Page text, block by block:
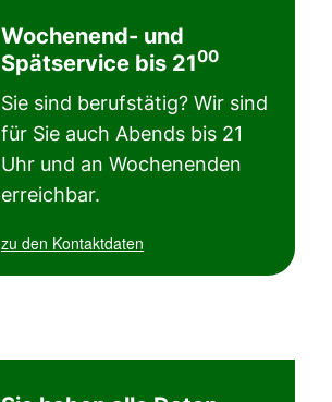
Wochenend- und
Spätservice bis 2100
Sie sind berufstätig? Wir sind
für Sie auch Abends bis 21
Uhr und an Wochenenden
erreichbar.
zu den Kontaktdaten